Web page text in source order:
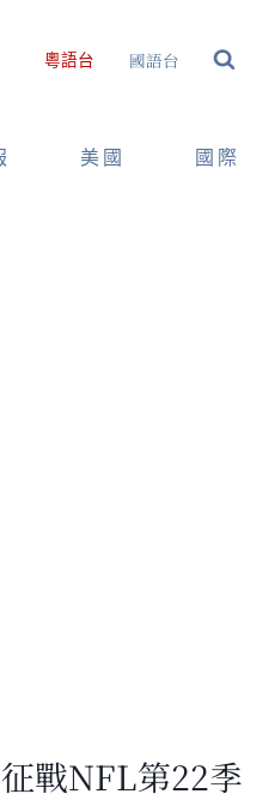
粵語台 國語台
美國 國際
戰NFL第22季